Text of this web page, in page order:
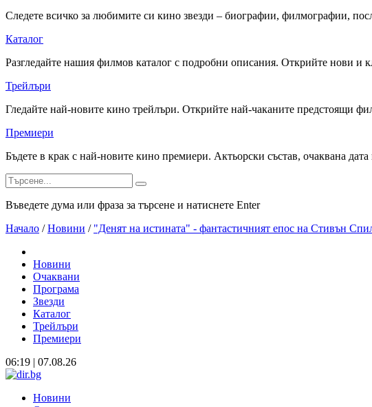
Следете всичко за любимите си кино звезди – биографии, филмографии,
Каталог
Разгледайте нашия филмов каталог с подробни описания. Открийте нови и
Трейлъри
Гледайте най-новите кино трейлъри. Открийте най-чаканите предстоящи
Премиери
Бъдете в крак с най-новите кино премиери. Актьорски състав, очаквана
Въведете дума или фраза за търсене и натиснете Enter
Начало / Новини / "Денят на истината" - фантастичният епос на Стивън
Новини
Очаквани
Програма
Звезди
Каталог
Трейлъри
Премиери
06:19 | 07.08.26
Новини